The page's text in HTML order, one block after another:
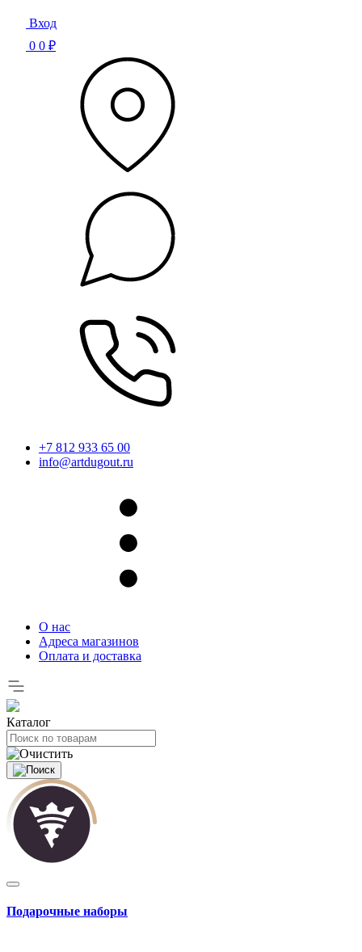
Вход
0 0 ₽
+7 812 933 65 00
info@artdugout.ru
О нас
Адреса магазинов
Оплата и доставка
Каталог
Подарочные наборы